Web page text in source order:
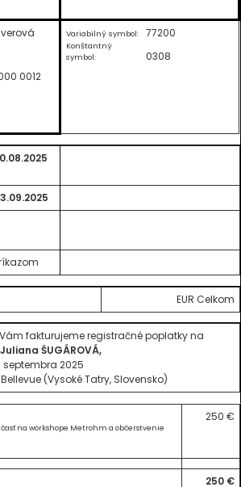
0012
Variabilný symbol: 77200
Konštantný
symbol:
0308
EUR Celkom
fakturujeme registračné poplatky na
Juliana ŠUGÁROVÁ,
2025
(Vysoké Tatry, Slovensko)
na workshope Metrohm a občerstvenie
250 €
250 €